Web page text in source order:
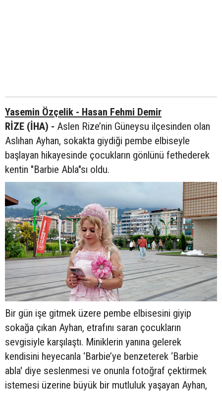
Yasemin Özçelik - Hasan Fehmi Demir
RİZE (İHA) - Aslen Rize’nin Güneysu ilçesinden olan
Aslıhan Ayhan, sokakta giydiği pembe elbiseyle
başlayan hikayesinde çocukların gönlünü fethederek
kentin "Barbie Abla"sı oldu.
Bir gün işe gitmek üzere pembe elbisesini giyip
sokağa çıkan Ayhan, etrafını saran çocukların
sevgisiyle karşılaştı. Miniklerin yanına gelerek
kendisini heyecanla ‘Barbie’ye benzeterek ‘Barbie
abla' diye seslenmesi ve onunla fotoğraf çektirmek
istemesi üzerine büyük bir mutluluk yaşayan Ayhan,